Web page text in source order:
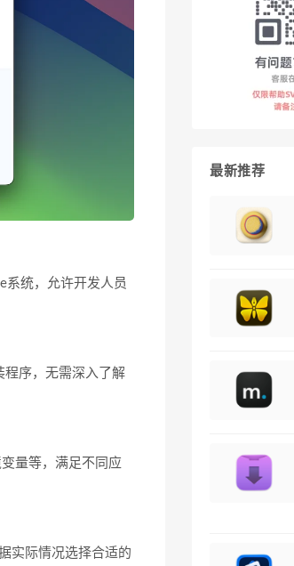
系统，允许开发人员
程序，无需深入了解
量等，满足不同应
实际情况选择合适的
最新推荐